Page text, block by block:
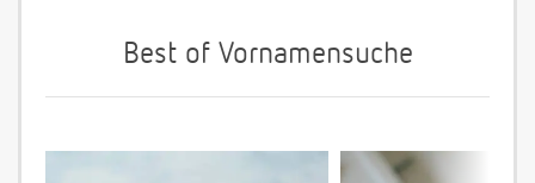
Best of Vornamensuche